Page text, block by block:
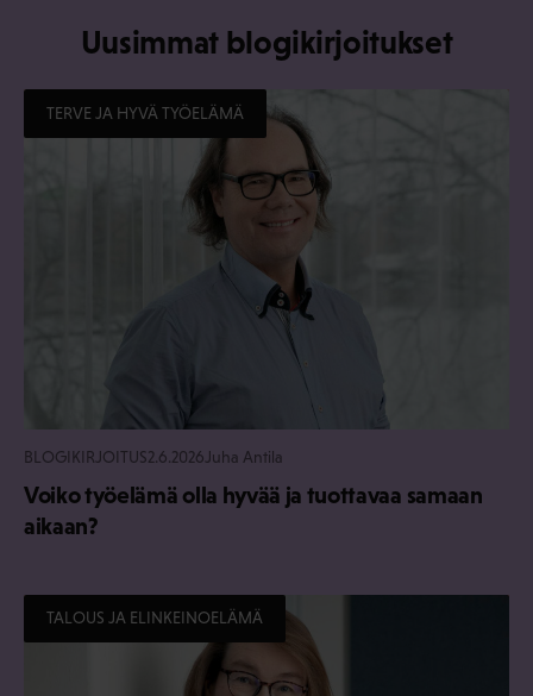
Uusimmat blogikirjoitukset
TERVE JA HYVÄ TYÖELÄMÄ
BLOGIKIRJOITUS2.6.2026 Juha Antila
Voiko työelämä olla hyvää ja tuottavaa samaan
aikaan?
TALOUS JA ELINKEINOELÄMÄ